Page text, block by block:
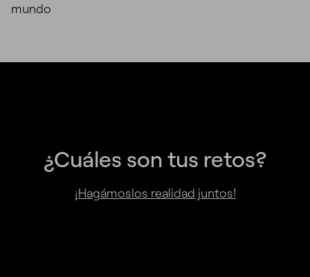
mundo
¿Cuáles son tus retos?
¡Hagámoslos realidad juntos!